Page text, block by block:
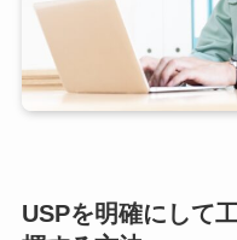
USPを明確にして